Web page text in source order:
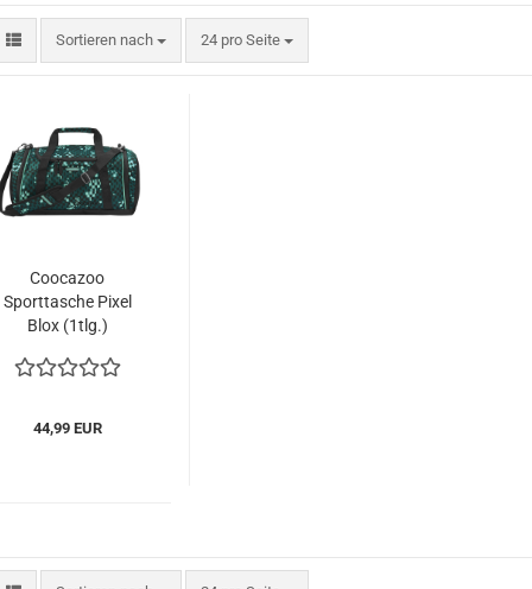
Sortieren nach
Sortieren nach 24 pro Seite
pro Seite
Coocazoo
Sporttasche Pixel
Blox (1tlg.)
44,99 EUR